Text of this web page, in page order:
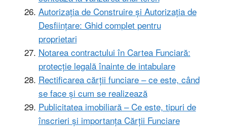
Autorizația de Construire și Autorizația de
Desființare: Ghid complet pentru
proprietari
Notarea contractului în Cartea Funciară:
protecție legală înainte de intabulare
Rectificarea cărții funciare – ce este, când
se face și cum se realizează
Publicitatea imobiliară – Ce este, tipuri de
înscrieri și importanța Cărții Funciare